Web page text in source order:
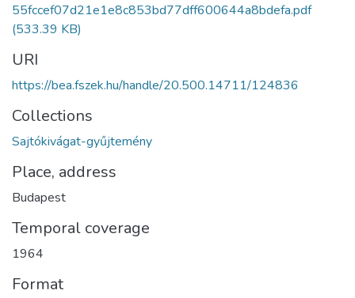
55fccef07d21e1e8c853bd77dff600644a8bdefa.pdf
(533.39 KB)
URI
https://bea.fszek.hu/handle/20.500.14711/124836
Collections
Sajtókivágat-gyűjtemény
Place, address
Budapest
Temporal coverage
1964
Format